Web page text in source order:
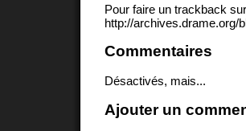
Pour faire un trackback
http://archives.drame.org/
Commentaires
Désactivés, mais...
Ajouter un